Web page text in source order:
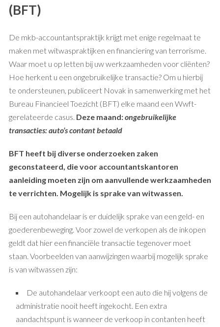
(BFT)
De mkb-accountantspraktijk krijgt met enige regelmaat te
maken met witwaspraktijken en financiering van terrorisme.
Waar moet u op letten bij uw werkzaamheden voor cliënten?
Hoe herkent u een ongebruikelijke transactie? Om u hierbij
te ondersteunen, publiceert Novak in samenwerking met het
Bureau Financieel Toezicht (BFT) elke maand een Wwft-
gerelateerde casus. Deze maand:ongebruikelijke
transacties: auto’s contant betaald
BFT heeft bij diverse onderzoeken zaken
geconstateerd, die voor accountantskantoren
aanleiding moeten zijn om aanvullende werkzaamheden
te verrichten. Mogelijk is sprake van witwassen.
Bij een autohandelaar is er duidelijk sprake van een geld- en
goederenbeweging. Voor zowel de verkopen als de inkopen
geldt dat hier een financiële transactie tegenover moet
staan. Voorbeelden van aanwijzingen waarbij mogelijk sprake
is van witwassen zijn:
De autohandelaar verkoopt een auto die hij volgens de
administratie nooit heeft ingekocht. Een extra
aandachtspunt is wanneer de verkoop in contanten heeft